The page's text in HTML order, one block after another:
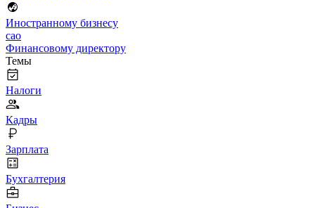
Иностранному бизнесу
cao
Финансовому директору
Темы
Налоги
Кадры
Зарплата
Бухгалтерия